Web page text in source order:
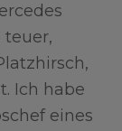
teuer,
Ich habe
eines